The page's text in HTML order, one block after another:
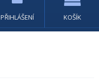
PŘIHLÁŠENÍ KOŠÍK